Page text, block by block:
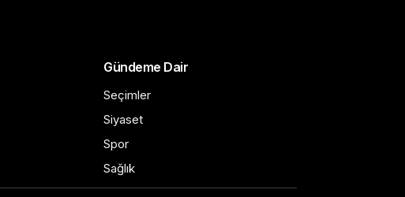
Gündeme Dair
Seçimler
Siyaset
Spor
Sağlık